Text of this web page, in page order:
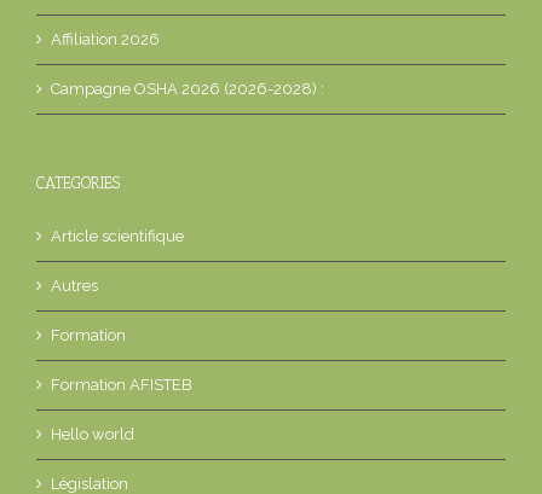
Affiliation 2026
Campagne OSHA 2026 (2026-2028) :
CATEGORIES
Article scientifique
Autres
Formation
Formation AFISTEB
Hello world
Législation